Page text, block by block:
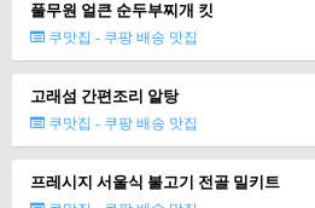
풀무원 얼큰 순두부찌개 킷
쿠맛집 - 쿠팡 배송 맛집
고래섬 간편조리 알탕
쿠맛집 - 쿠팡 배송 맛집
프레시지 서울식 불고기 전골 밀키트